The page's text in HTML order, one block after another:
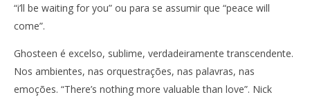
“i’ll be waiting for you” ou para se assumir que “peace will
come”.
Ghosteen é excelso, sublime, verdadeiramente transcendente.
Nos ambientes, nas orquestrações, nas palavras, nas
emoções. “There’s nothing more valuable than love”. Nick